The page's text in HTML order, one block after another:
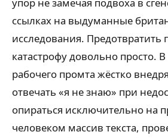
ссылках на выдуманные
исследования. Предотвратить
катастрофу довольно просто.
рабочего промта жёстко
отвечать «я не знаю» при
опираться исключительно на
человеком массив текста,